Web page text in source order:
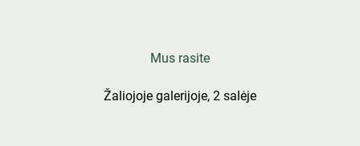
Mus rasite
Žaliojoje galerijoje, 2 salėje